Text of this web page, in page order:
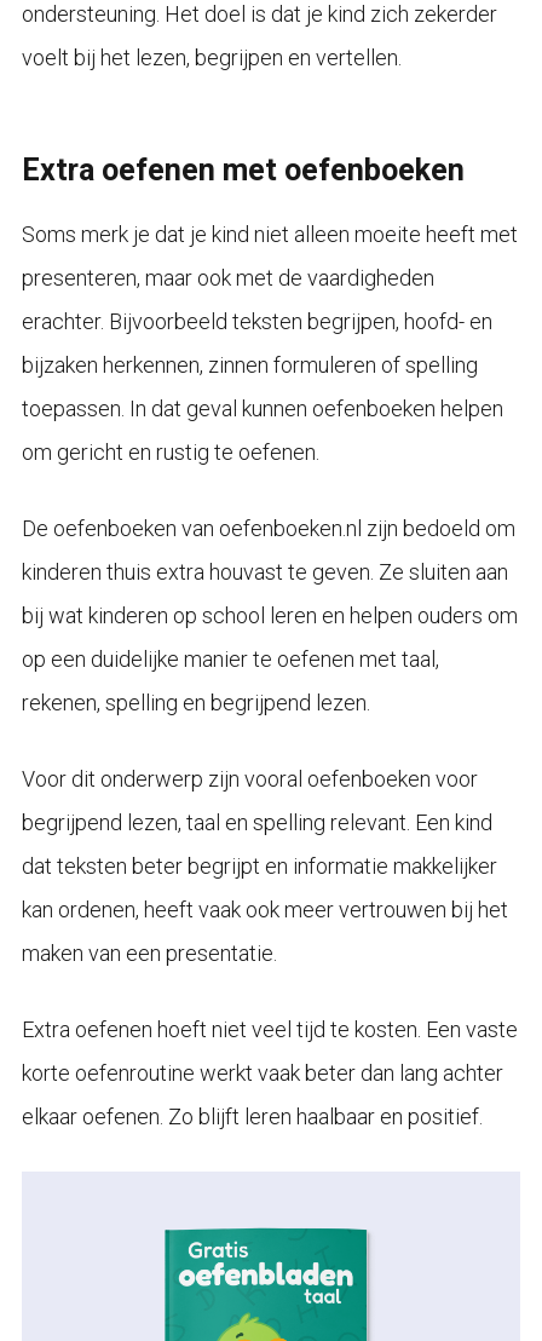
ondersteuning. Het doel is dat je kind zich zekerder
voelt bij het lezen, begrijpen en vertellen.
Extra oefenen met oefenboeken
Soms merk je dat je kind niet alleen moeite heeft met
presenteren, maar ook met de vaardigheden
erachter. Bijvoorbeeld teksten begrijpen, hoofd- en
bijzaken herkennen, zinnen formuleren of spelling
toepassen. In dat geval kunnen oefenboeken helpen
om gericht en rustig te oefenen.
De oefenboeken van oefenboeken.nl zijn bedoeld om
kinderen thuis extra houvast te geven. Ze sluiten aan
bij wat kinderen op school leren en helpen ouders om
op een duidelijke manier te oefenen met taal,
rekenen, spelling en begrijpend lezen.
Voor dit onderwerp zijn vooral oefenboeken voor
begrijpend lezen, taal en spelling relevant. Een kind
dat teksten beter begrijpt en informatie makkelijker
kan ordenen, heeft vaak ook meer vertrouwen bij het
maken van een presentatie.
Extra oefenen hoeft niet veel tijd te kosten. Een vaste
korte oefenroutine werkt vaak beter dan lang achter
elkaar oefenen. Zo blijft leren haalbaar en positief.